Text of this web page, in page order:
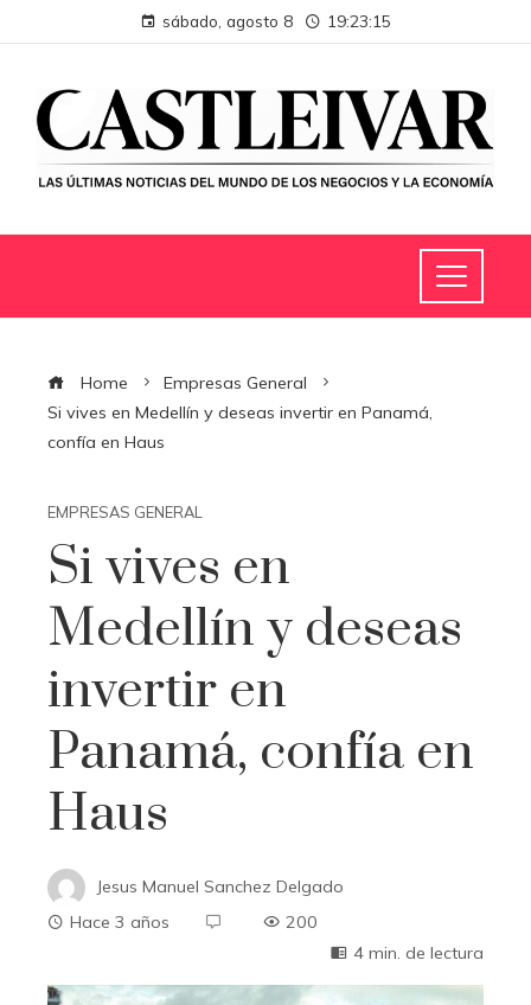
sábado, agosto 8 19:23:16
Home
Empresas General
Si vives en Medellín y deseas invertir en Panamá,
confía en Haus
EMPRESAS GENERAL
Si vives en
Medellín y deseas
invertir en
Panamá, confía en
Haus
Jesus Manuel Sanchez Delgado
Hace 3 años
200
4 min. de lectura